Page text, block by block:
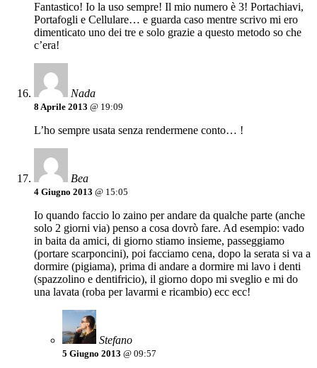
Fantastico! Io la uso sempre! Il mio numero è 3! Portachiavi,
Portafogli e Cellulare… e guarda caso mentre scrivo mi ero
dimenticato uno dei tre e solo grazie a questo metodo so che
c’era!
Nada
8 Aprile 2013 @ 19:09
L’ho sempre usata senza rendermene conto… !
Bea
4 Giugno 2013 @ 15:05
Io quando faccio lo zaino per andare da qualche parte (anche
solo 2 giorni via) penso a cosa dovrò fare. Ad esempio: vado
in baita da amici, di giorno stiamo insieme, passeggiamo
(portare scarponcini), poi facciamo cena, dopo la serata si va a
dormire (pigiama), prima di andare a dormire mi lavo i denti
(spazzolino e dentifricio), il giorno dopo mi sveglio e mi do
una lavata (roba per lavarmi e ricambio) ecc ecc!
Stefano
5 Giugno 2013 @ 09:57